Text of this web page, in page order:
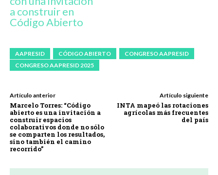
a construir en
Código Abierto
AAPRESID CÓDIGO ABIERTO
CONGRESO AAPRESID
CONGRESO AAPRESID 2025
Artículo anterior
Marcelo Torres: “Código
abierto es una invitación a
construir espacios
colaborativos donde no sólo
se comparten los resultados,
sino también el camino
recorrido”
Artículo siguiente
INTA mapeó las rotaciones
agrícolas más frecuentes
del país